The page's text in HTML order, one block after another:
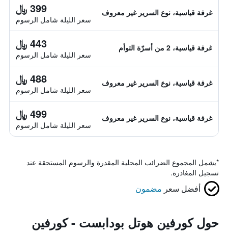
غرفة قياسية، نوع السرير غير معروف 399 ﷼
سعر الليلة شامل الرسوم
غرفة قياسية، 2 من أسرّة التوأم 443 ﷼
سعر الليلة شامل الرسوم
غرفة قياسية، نوع السرير غير معروف 488 ﷼
سعر الليلة شامل الرسوم
غرفة قياسية، نوع السرير غير معروف 499 ﷼
سعر الليلة شامل الرسوم
*يشمل المجموع الضرائب المحلية المقدرة والرسوم المستحقة عند
تسجيل المغادرة.
أفضل سعر مضمون
حول كورفين هوتل بودابست - كورفين